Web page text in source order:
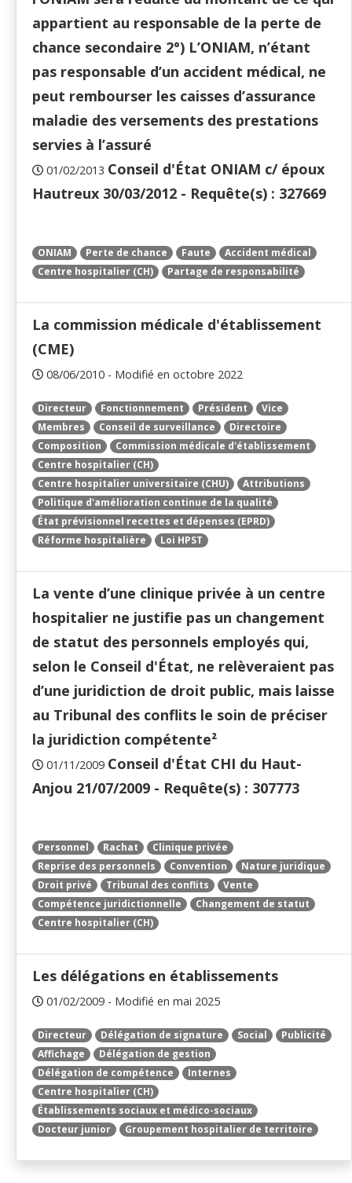
appartient au responsable de la perte de
chance secondaire 2°) L’ONIAM, n’étant
pas responsable d’un accident médical, ne
peut rembourser les caisses d’assurance
maladie des versements des prestations
servies à l’assuré
01/02/2013 Conseil d'État ONIAM c/ époux
Hautreux 30/03/2012 - Requête(s) : 327669
ONIAM Perte de chance Faute
Accident médical
Centre hospitalier (CH)
Partage de responsabilité
La commission médicale d'établissement
(CME)
08/06/2010 - Modifié en octobre 2022
Directeur Fonctionnement Président
Vice
Membres
Conseil de surveillance
Directoire
Composition
Commission médicale d'établissement
Centre hospitalier (CH)
Centre hospitalier universitaire (CHU)
Attributions
Politique d'amélioration continue de la qualité
État prévisionnel recettes et dépenses (EPRD)
Réforme hospitalière
Loi HPST
La vente d’une clinique privée à un centre
hospitalier ne justifie pas un changement
de statut des personnels employés qui,
selon le Conseil d'État, ne relèveraient pas
d’une juridiction de droit public, mais laisse
au Tribunal des conflits le soin de préciser
la juridiction compétente²
01/11/2009 Conseil d'État CHI du Haut-
Anjou 21/07/2009 - Requête(s) : 307773
Personnel Rachat
Clinique privée
Reprise des personnels
Convention
Nature juridique
Droit privé
Tribunal des conflits
Vente
Compétence juridictionnelle
Changement de statut
Centre hospitalier (CH)
Les délégations en établissements
01/02/2009 - Modifié en mai 2025
Directeur Délégation de signature Social
Publicité
Affichage
Délégation de gestion
Délégation de compétence
Internes
Centre hospitalier (CH)
Établissements sociaux et médico-sociaux
Docteur junior
Groupement hospitalier de territoire